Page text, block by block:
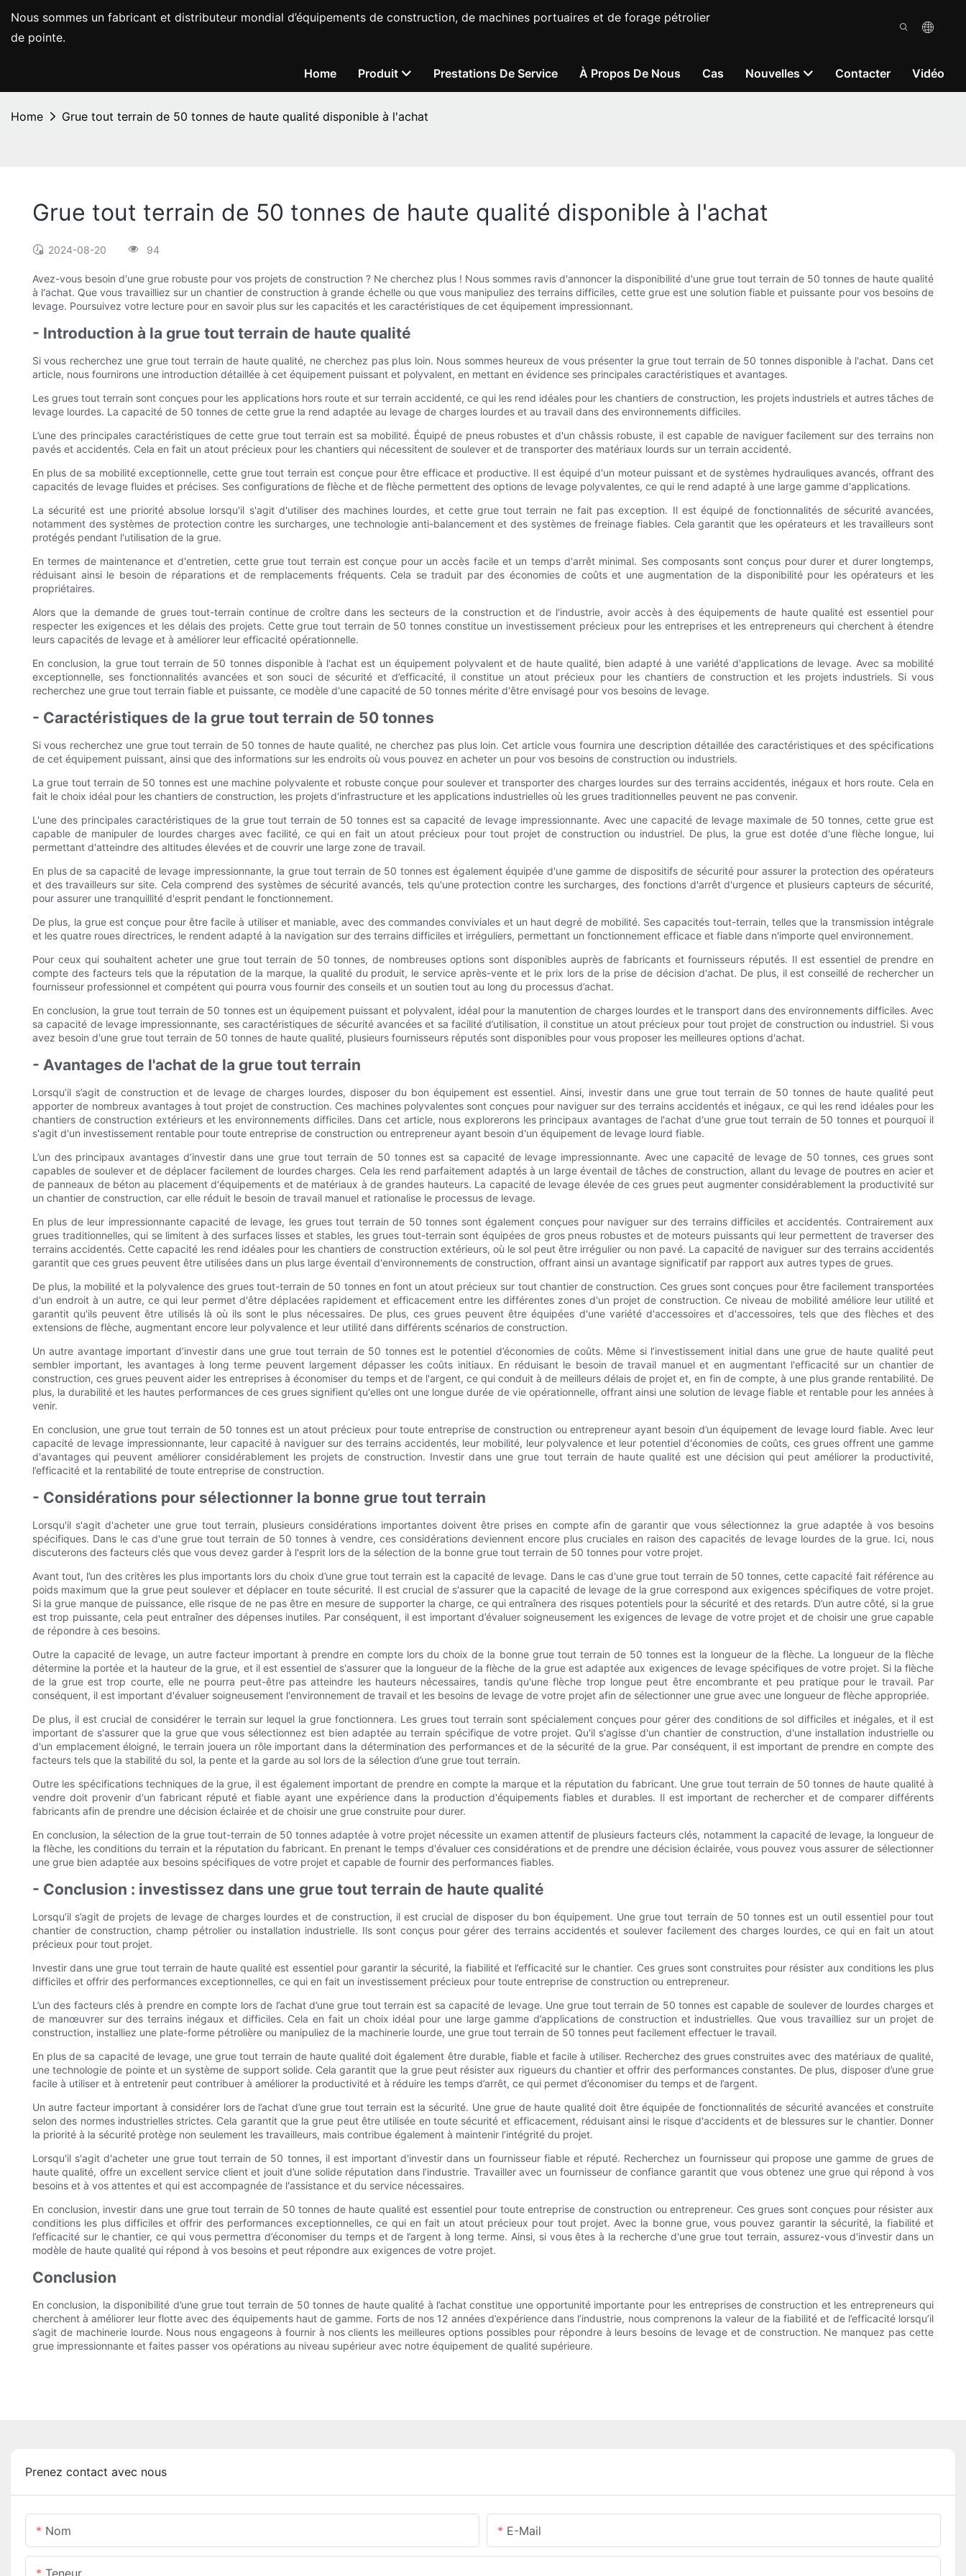
Nous sommes un fabricant et distributeur mondial d’équipements de construction, de machines portuaires et de forage pétrolier
de pointe.
Home Produit Prestations De Service À Propos De Nous Cas Nouvelles Contacter Vidéo
Home Grue tout terrain de 50 tonnes de haute qualité disponible à l'achat
Grue tout terrain de 50 tonnes de haute qualité disponible à l'achat
2024-08-20 94
Avez-vous besoin d'une grue robuste pour vos projets de construction ? Ne cherchez plus ! Nous sommes ravis d'annoncer la disponibilité d'une grue tout terrain de 50 tonnes de haute qualité
à l'achat. Que vous travailliez sur un chantier de construction à grande échelle ou que vous manipuliez des terrains difficiles, cette grue est une solution fiable et puissante pour vos besoins de
levage. Poursuivez votre lecture pour en savoir plus sur les capacités et les caractéristiques de cet équipement impressionnant.
- Introduction à la grue tout terrain de haute qualité
Si vous recherchez une grue tout terrain de haute qualité, ne cherchez pas plus loin. Nous sommes heureux de vous présenter la grue tout terrain de 50 tonnes disponible à l'achat. Dans cet
article, nous fournirons une introduction détaillée à cet équipement puissant et polyvalent, en mettant en évidence ses principales caractéristiques et avantages.
Les grues tout terrain sont conçues pour les applications hors route et sur terrain accidenté, ce qui les rend idéales pour les chantiers de construction, les projets industriels et autres tâches de
levage lourdes. La capacité de 50 tonnes de cette grue la rend adaptée au levage de charges lourdes et au travail dans des environnements difficiles.
L’une des principales caractéristiques de cette grue tout terrain est sa mobilité. Équipé de pneus robustes et d'un châssis robuste, il est capable de naviguer facilement sur des terrains non
pavés et accidentés. Cela en fait un atout précieux pour les chantiers qui nécessitent de soulever et de transporter des matériaux lourds sur un terrain accidenté.
En plus de sa mobilité exceptionnelle, cette grue tout terrain est conçue pour être efficace et productive. Il est équipé d'un moteur puissant et de systèmes hydrauliques avancés, offrant des
capacités de levage fluides et précises. Ses configurations de flèche et de flèche permettent des options de levage polyvalentes, ce qui le rend adapté à une large gamme d'applications.
La sécurité est une priorité absolue lorsqu'il s'agit d'utiliser des machines lourdes, et cette grue tout terrain ne fait pas exception. Il est équipé de fonctionnalités de sécurité avancées,
notamment des systèmes de protection contre les surcharges, une technologie anti-balancement et des systèmes de freinage fiables. Cela garantit que les opérateurs et les travailleurs sont
protégés pendant l'utilisation de la grue.
En termes de maintenance et d'entretien, cette grue tout terrain est conçue pour un accès facile et un temps d'arrêt minimal. Ses composants sont conçus pour durer et durer longtemps,
réduisant ainsi le besoin de réparations et de remplacements fréquents. Cela se traduit par des économies de coûts et une augmentation de la disponibilité pour les opérateurs et les
propriétaires.
Alors que la demande de grues tout-terrain continue de croître dans les secteurs de la construction et de l'industrie, avoir accès à des équipements de haute qualité est essentiel pour
respecter les exigences et les délais des projets. Cette grue tout terrain de 50 tonnes constitue un investissement précieux pour les entreprises et les entrepreneurs qui cherchent à étendre
leurs capacités de levage et à améliorer leur efficacité opérationnelle.
En conclusion, la grue tout terrain de 50 tonnes disponible à l'achat est un équipement polyvalent et de haute qualité, bien adapté à une variété d'applications de levage. Avec sa mobilité
exceptionnelle, ses fonctionnalités avancées et son souci de sécurité et d’efficacité, il constitue un atout précieux pour les chantiers de construction et les projets industriels. Si vous
recherchez une grue tout terrain fiable et puissante, ce modèle d'une capacité de 50 tonnes mérite d'être envisagé pour vos besoins de levage.
- Caractéristiques de la grue tout terrain de 50 tonnes
Si vous recherchez une grue tout terrain de 50 tonnes de haute qualité, ne cherchez pas plus loin. Cet article vous fournira une description détaillée des caractéristiques et des spécifications
de cet équipement puissant, ainsi que des informations sur les endroits où vous pouvez en acheter un pour vos besoins de construction ou industriels.
La grue tout terrain de 50 tonnes est une machine polyvalente et robuste conçue pour soulever et transporter des charges lourdes sur des terrains accidentés, inégaux et hors route. Cela en
fait le choix idéal pour les chantiers de construction, les projets d'infrastructure et les applications industrielles où les grues traditionnelles peuvent ne pas convenir.
L'une des principales caractéristiques de la grue tout terrain de 50 tonnes est sa capacité de levage impressionnante. Avec une capacité de levage maximale de 50 tonnes, cette grue est
capable de manipuler de lourdes charges avec facilité, ce qui en fait un atout précieux pour tout projet de construction ou industriel. De plus, la grue est dotée d'une flèche longue, lui
permettant d'atteindre des altitudes élevées et de couvrir une large zone de travail.
En plus de sa capacité de levage impressionnante, la grue tout terrain de 50 tonnes est également équipée d'une gamme de dispositifs de sécurité pour assurer la protection des opérateurs
et des travailleurs sur site. Cela comprend des systèmes de sécurité avancés, tels qu'une protection contre les surcharges, des fonctions d'arrêt d'urgence et plusieurs capteurs de sécurité,
pour assurer une tranquillité d'esprit pendant le fonctionnement.
De plus, la grue est conçue pour être facile à utiliser et maniable, avec des commandes conviviales et un haut degré de mobilité. Ses capacités tout-terrain, telles que la transmission intégrale
et les quatre roues directrices, le rendent adapté à la navigation sur des terrains difficiles et irréguliers, permettant un fonctionnement efficace et fiable dans n'importe quel environnement.
Pour ceux qui souhaitent acheter une grue tout terrain de 50 tonnes, de nombreuses options sont disponibles auprès de fabricants et fournisseurs réputés. Il est essentiel de prendre en
compte des facteurs tels que la réputation de la marque, la qualité du produit, le service après-vente et le prix lors de la prise de décision d'achat. De plus, il est conseillé de rechercher un
fournisseur professionnel et compétent qui pourra vous fournir des conseils et un soutien tout au long du processus d’achat.
En conclusion, la grue tout terrain de 50 tonnes est un équipement puissant et polyvalent, idéal pour la manutention de charges lourdes et le transport dans des environnements difficiles. Avec
sa capacité de levage impressionnante, ses caractéristiques de sécurité avancées et sa facilité d’utilisation, il constitue un atout précieux pour tout projet de construction ou industriel. Si vous
avez besoin d'une grue tout terrain de 50 tonnes de haute qualité, plusieurs fournisseurs réputés sont disponibles pour vous proposer les meilleures options d'achat.
- Avantages de l'achat de la grue tout terrain
Lorsqu’il s’agit de construction et de levage de charges lourdes, disposer du bon équipement est essentiel. Ainsi, investir dans une grue tout terrain de 50 tonnes de haute qualité peut
apporter de nombreux avantages à tout projet de construction. Ces machines polyvalentes sont conçues pour naviguer sur des terrains accidentés et inégaux, ce qui les rend idéales pour les
chantiers de construction extérieurs et les environnements difficiles. Dans cet article, nous explorerons les principaux avantages de l'achat d'une grue tout terrain de 50 tonnes et pourquoi il
s'agit d'un investissement rentable pour toute entreprise de construction ou entrepreneur ayant besoin d'un équipement de levage lourd fiable.
L’un des principaux avantages d’investir dans une grue tout terrain de 50 tonnes est sa capacité de levage impressionnante. Avec une capacité de levage de 50 tonnes, ces grues sont
capables de soulever et de déplacer facilement de lourdes charges. Cela les rend parfaitement adaptés à un large éventail de tâches de construction, allant du levage de poutres en acier et
de panneaux de béton au placement d'équipements et de matériaux à de grandes hauteurs. La capacité de levage élevée de ces grues peut augmenter considérablement la productivité sur
un chantier de construction, car elle réduit le besoin de travail manuel et rationalise le processus de levage.
En plus de leur impressionnante capacité de levage, les grues tout terrain de 50 tonnes sont également conçues pour naviguer sur des terrains difficiles et accidentés. Contrairement aux
grues traditionnelles, qui se limitent à des surfaces lisses et stables, les grues tout-terrain sont équipées de gros pneus robustes et de moteurs puissants qui leur permettent de traverser des
terrains accidentés. Cette capacité les rend idéales pour les chantiers de construction extérieurs, où le sol peut être irrégulier ou non pavé. La capacité de naviguer sur des terrains accidentés
garantit que ces grues peuvent être utilisées dans un plus large éventail d'environnements de construction, offrant ainsi un avantage significatif par rapport aux autres types de grues.
De plus, la mobilité et la polyvalence des grues tout-terrain de 50 tonnes en font un atout précieux sur tout chantier de construction. Ces grues sont conçues pour être facilement transportées
d'un endroit à un autre, ce qui leur permet d'être déplacées rapidement et efficacement entre les différentes zones d'un projet de construction. Ce niveau de mobilité améliore leur utilité et
garantit qu'ils peuvent être utilisés là où ils sont le plus nécessaires. De plus, ces grues peuvent être équipées d'une variété d'accessoires et d'accessoires, tels que des flèches et des
extensions de flèche, augmentant encore leur polyvalence et leur utilité dans différents scénarios de construction.
Un autre avantage important d’investir dans une grue tout terrain de 50 tonnes est le potentiel d’économies de coûts. Même si l’investissement initial dans une grue de haute qualité peut
sembler important, les avantages à long terme peuvent largement dépasser les coûts initiaux. En réduisant le besoin de travail manuel et en augmentant l'efficacité sur un chantier de
construction, ces grues peuvent aider les entreprises à économiser du temps et de l'argent, ce qui conduit à de meilleurs délais de projet et, en fin de compte, à une plus grande rentabilité. De
plus, la durabilité et les hautes performances de ces grues signifient qu'elles ont une longue durée de vie opérationnelle, offrant ainsi une solution de levage fiable et rentable pour les années à
venir.
En conclusion, une grue tout terrain de 50 tonnes est un atout précieux pour toute entreprise de construction ou entrepreneur ayant besoin d’un équipement de levage lourd fiable. Avec leur
capacité de levage impressionnante, leur capacité à naviguer sur des terrains accidentés, leur mobilité, leur polyvalence et leur potentiel d'économies de coûts, ces grues offrent une gamme
d'avantages qui peuvent améliorer considérablement les projets de construction. Investir dans une grue tout terrain de haute qualité est une décision qui peut améliorer la productivité,
l’efficacité et la rentabilité de toute entreprise de construction.
- Considérations pour sélectionner la bonne grue tout terrain
Lorsqu'il s'agit d'acheter une grue tout terrain, plusieurs considérations importantes doivent être prises en compte afin de garantir que vous sélectionnez la grue adaptée à vos besoins
spécifiques. Dans le cas d'une grue tout terrain de 50 tonnes à vendre, ces considérations deviennent encore plus cruciales en raison des capacités de levage lourdes de la grue. Ici, nous
discuterons des facteurs clés que vous devez garder à l'esprit lors de la sélection de la bonne grue tout terrain de 50 tonnes pour votre projet.
Avant tout, l’un des critères les plus importants lors du choix d’une grue tout terrain est la capacité de levage. Dans le cas d'une grue tout terrain de 50 tonnes, cette capacité fait référence au
poids maximum que la grue peut soulever et déplacer en toute sécurité. Il est crucial de s'assurer que la capacité de levage de la grue correspond aux exigences spécifiques de votre projet.
Si la grue manque de puissance, elle risque de ne pas être en mesure de supporter la charge, ce qui entraînera des risques potentiels pour la sécurité et des retards. D’un autre côté, si la grue
est trop puissante, cela peut entraîner des dépenses inutiles. Par conséquent, il est important d’évaluer soigneusement les exigences de levage de votre projet et de choisir une grue capable
de répondre à ces besoins.
Outre la capacité de levage, un autre facteur important à prendre en compte lors du choix de la bonne grue tout terrain de 50 tonnes est la longueur de la flèche. La longueur de la flèche
détermine la portée et la hauteur de la grue, et il est essentiel de s'assurer que la longueur de la flèche de la grue est adaptée aux exigences de levage spécifiques de votre projet. Si la flèche
de la grue est trop courte, elle ne pourra peut-être pas atteindre les hauteurs nécessaires, tandis qu'une flèche trop longue peut être encombrante et peu pratique pour le travail. Par
conséquent, il est important d'évaluer soigneusement l'environnement de travail et les besoins de levage de votre projet afin de sélectionner une grue avec une longueur de flèche appropriée.
De plus, il est crucial de considérer le terrain sur lequel la grue fonctionnera. Les grues tout terrain sont spécialement conçues pour gérer des conditions de sol difficiles et inégales, et il est
important de s'assurer que la grue que vous sélectionnez est bien adaptée au terrain spécifique de votre projet. Qu'il s'agisse d'un chantier de construction, d'une installation industrielle ou
d'un emplacement éloigné, le terrain jouera un rôle important dans la détermination des performances et de la sécurité de la grue. Par conséquent, il est important de prendre en compte des
facteurs tels que la stabilité du sol, la pente et la garde au sol lors de la sélection d’une grue tout terrain.
Outre les spécifications techniques de la grue, il est également important de prendre en compte la marque et la réputation du fabricant. Une grue tout terrain de 50 tonnes de haute qualité à
vendre doit provenir d'un fabricant réputé et fiable ayant une expérience dans la production d'équipements fiables et durables. Il est important de rechercher et de comparer différents
fabricants afin de prendre une décision éclairée et de choisir une grue construite pour durer.
En conclusion, la sélection de la grue tout-terrain de 50 tonnes adaptée à votre projet nécessite un examen attentif de plusieurs facteurs clés, notamment la capacité de levage, la longueur de
la flèche, les conditions du terrain et la réputation du fabricant. En prenant le temps d'évaluer ces considérations et de prendre une décision éclairée, vous pouvez vous assurer de sélectionner
une grue bien adaptée aux besoins spécifiques de votre projet et capable de fournir des performances fiables.
- Conclusion : investissez dans une grue tout terrain de haute qualité
Lorsqu’il s’agit de projets de levage de charges lourdes et de construction, il est crucial de disposer du bon équipement. Une grue tout terrain de 50 tonnes est un outil essentiel pour tout
chantier de construction, champ pétrolier ou installation industrielle. Ils sont conçus pour gérer des terrains accidentés et soulever facilement des charges lourdes, ce qui en fait un atout
précieux pour tout projet.
Investir dans une grue tout terrain de haute qualité est essentiel pour garantir la sécurité, la fiabilité et l’efficacité sur le chantier. Ces grues sont construites pour résister aux conditions les plus
difficiles et offrir des performances exceptionnelles, ce qui en fait un investissement précieux pour toute entreprise de construction ou entrepreneur.
L’un des facteurs clés à prendre en compte lors de l’achat d’une grue tout terrain est sa capacité de levage. Une grue tout terrain de 50 tonnes est capable de soulever de lourdes charges et
de manœuvrer sur des terrains inégaux et difficiles. Cela en fait un choix idéal pour une large gamme d’applications de construction et industrielles. Que vous travailliez sur un projet de
construction, installiez une plate-forme pétrolière ou manipuliez de la machinerie lourde, une grue tout terrain de 50 tonnes peut facilement effectuer le travail.
En plus de sa capacité de levage, une grue tout terrain de haute qualité doit également être durable, fiable et facile à utiliser. Recherchez des grues construites avec des matériaux de qualité,
une technologie de pointe et un système de support solide. Cela garantit que la grue peut résister aux rigueurs du chantier et offrir des performances constantes. De plus, disposer d’une grue
facile à utiliser et à entretenir peut contribuer à améliorer la productivité et à réduire les temps d’arrêt, ce qui permet d’économiser du temps et de l’argent.
Un autre facteur important à considérer lors de l’achat d’une grue tout terrain est la sécurité. Une grue de haute qualité doit être équipée de fonctionnalités de sécurité avancées et construite
selon des normes industrielles strictes. Cela garantit que la grue peut être utilisée en toute sécurité et efficacement, réduisant ainsi le risque d'accidents et de blessures sur le chantier. Donner
la priorité à la sécurité protège non seulement les travailleurs, mais contribue également à maintenir l’intégrité du projet.
Lorsqu'il s'agit d'acheter une grue tout terrain de 50 tonnes, il est important d'investir dans un fournisseur fiable et réputé. Recherchez un fournisseur qui propose une gamme de grues de
haute qualité, offre un excellent service client et jouit d’une solide réputation dans l’industrie. Travailler avec un fournisseur de confiance garantit que vous obtenez une grue qui répond à vos
besoins et à vos attentes et qui est accompagnée de l'assistance et du service nécessaires.
En conclusion, investir dans une grue tout terrain de 50 tonnes de haute qualité est essentiel pour toute entreprise de construction ou entrepreneur. Ces grues sont conçues pour résister aux
conditions les plus difficiles et offrir des performances exceptionnelles, ce qui en fait un atout précieux pour tout projet. Avec la bonne grue, vous pouvez garantir la sécurité, la fiabilité et
l’efficacité sur le chantier, ce qui vous permettra d’économiser du temps et de l’argent à long terme. Ainsi, si vous êtes à la recherche d'une grue tout terrain, assurez-vous d'investir dans un
modèle de haute qualité qui répond à vos besoins et peut répondre aux exigences de votre projet.
Conclusion
En conclusion, la disponibilité d’une grue tout terrain de 50 tonnes de haute qualité à l’achat constitue une opportunité importante pour les entreprises de construction et les entrepreneurs qui
cherchent à améliorer leur flotte avec des équipements haut de gamme. Forts de nos 12 années d’expérience dans l’industrie, nous comprenons la valeur de la fiabilité et de l’efficacité lorsqu’il
s’agit de machinerie lourde. Nous nous engageons à fournir à nos clients les meilleures options possibles pour répondre à leurs besoins de levage et de construction. Ne manquez pas cette
grue impressionnante et faites passer vos opérations au niveau supérieur avec notre équipement de qualité supérieure.
Prenez contact avec nous
Nom E-Mail